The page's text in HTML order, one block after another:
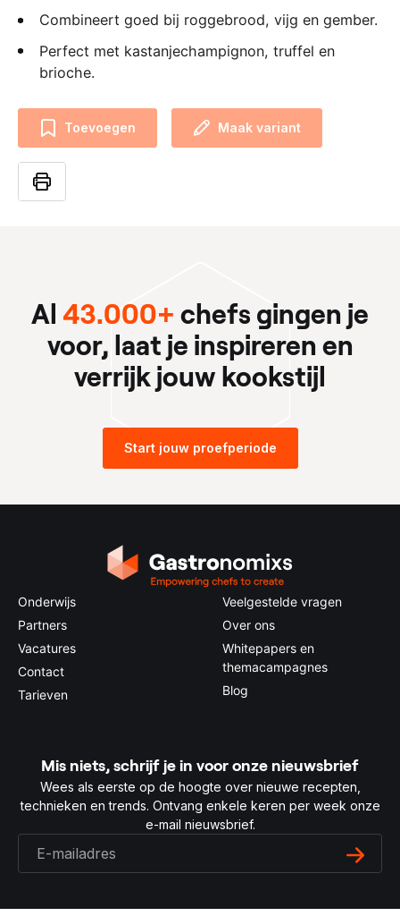
Combineert goed bij roggebrood, vijg en gember.
Perfect met kastanjechampignon, truffel en
brioche.
Toevoegen Maak variant
Al 43.000+ chefs gingen je
voor, laat je inspireren en
verrijk jouw kookstijl
Start jouw proefperiode
Onderwijs
Partners
Vacatures
Contact
Tarieven
Veelgestelde vragen
Over ons
Whitepapers en
themacampagnes
Blog
Mis niets, schrijf je in voor onze nieuwsbrief
Wees als eerste op de hoogte over nieuwe recepten,
technieken en trends. Ontvang enkele keren per week onze
e-mail nieuwsbrief.